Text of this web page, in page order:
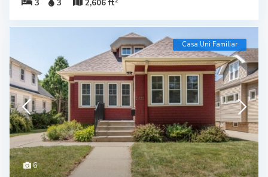
3 3 2,606 ft
6
Casa Uni Familiar